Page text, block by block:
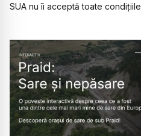
SUA nu îi acceptă toate condițiile